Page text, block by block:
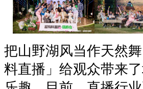
把山野湖风当作天然
料直播」给观众带来